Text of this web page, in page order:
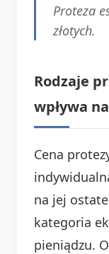
Proteza
złotych.
Rodzaje
wpływa
Cena
na jej
kategoria
pieniądzu.